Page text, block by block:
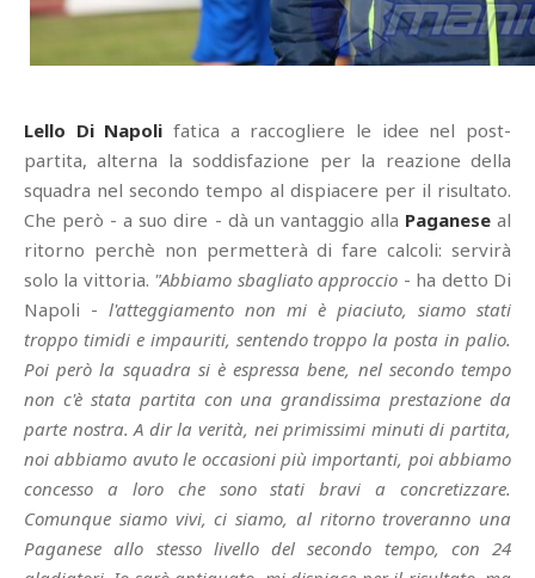
Lello Di Napoli fatica a raccogliere le idee nel post-
partita, alterna la soddisfazione per la reazione della
squadra nel secondo tempo al dispiacere per il risultato.
Che però - a suo dire - dà un vantaggio alla Paganeseal
ritorno perchè non permetterà di fare calcoli: servirà
solo la vittoria. "Abbiamo sbagliato approccio - ha detto Di
Napoli - l'atteggiamento non mi è piaciuto, siamo stati
troppo timidi e impauriti, sentendo troppo la posta in palio.
Poi però la squadra si è espressa bene, nel secondo tempo
non c'è stata partita con una grandissima prestazione da
parte nostra. A dir la verità, nei primissimi minuti di partita,
noi abbiamo avuto le occasioni più importanti, poi abbiamo
concesso a loro che sono stati bravi a concretizzare.
Comunque siamo vivi, ci siamo, al ritorno troveranno una
Paganese allo stesso livello del secondo tempo, con 24